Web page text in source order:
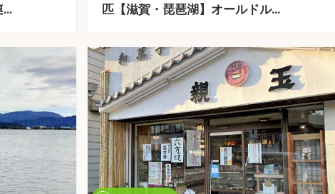
…
匹【滋賀・琵琶湖】オールドル…